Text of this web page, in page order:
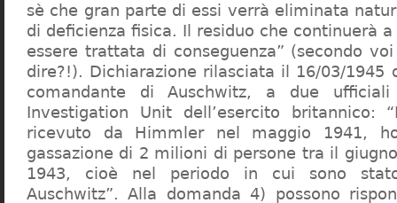
sè che gran parte di essi verrà eliminata
di deficienza fisica. Il residuo che continuerà
essere trattata di conseguenza” (secondo
dire?!). Dichiarazione rilasciata il 16/03/1945
comandante di Auschwitz, a due
Investigation Unit dell’esercito britannico:
ricevuto da Himmler nel maggio 1941,
gassazione di 2 milioni di persone tra il
1943, cioè nel periodo in cui sono
Auschwitz”. Alla domanda 4) possono